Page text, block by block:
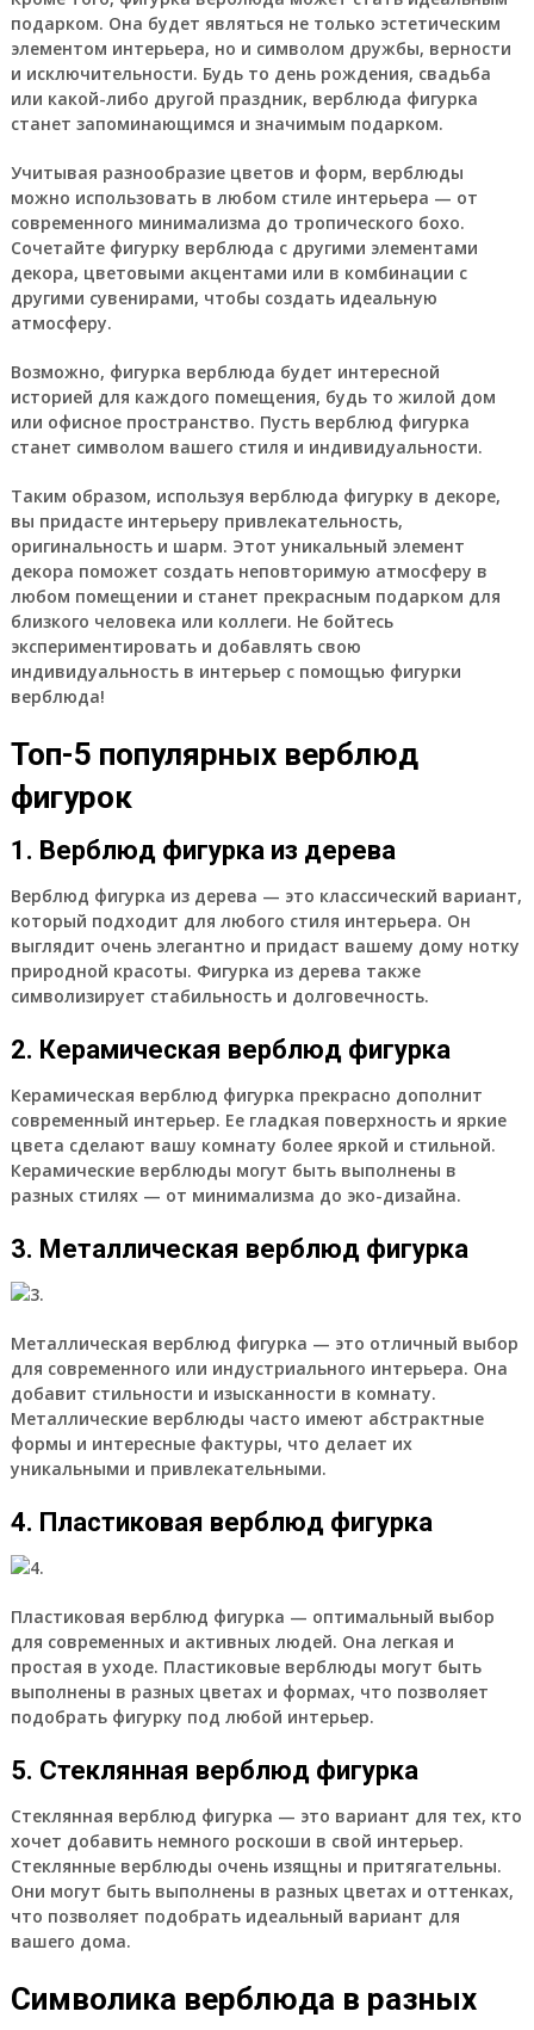
подарком. Она будет являться не только эстетическим
элементом интерьера, но и символом дружбы, верности
и исключительности. Будь то день рождения, свадьба
или какой-либо другой праздник, верблюда фигурка
станет запоминающимся и значимым подарком.
Учитывая разнообразие цветов и форм, верблюды
можно использовать в любом стиле интерьера — от
современного минимализма до тропического бохо.
Сочетайте фигурку верблюда с другими элементами
декора, цветовыми акцентами или в комбинации с
другими сувенирами, чтобы создать идеальную
атмосферу.
Возможно, фигурка верблюда будет интересной
историей для каждого помещения, будь то жилой дом
или офисное пространство. Пусть верблюд фигурка
станет символом вашего стиля и индивидуальности.
Таким образом, используя верблюда фигурку в декоре,
вы придасте интерьеру привлекательность,
оригинальность и шарм. Этот уникальный элемент
декора поможет создать неповторимую атмосферу в
любом помещении и станет прекрасным подарком для
близкого человека или коллеги. Не бойтесь
экспериментировать и добавлять свою
индивидуальность в интерьер с помощью фигурки
верблюда!
Топ-5 популярных верблюд
фигурок
1. Верблюд фигурка из дерева
Верблюд фигурка из дерева — это классический вариант,
который подходит для любого стиля интерьера. Он
выглядит очень элегантно и придаст вашему дому нотку
природной красоты. Фигурка из дерева также
символизирует стабильность и долговечность.
2. Керамическая верблюд фигурка
Керамическая верблюд фигурка прекрасно дополнит
современный интерьер. Ее гладкая поверхность и яркие
цвета сделают вашу комнату более яркой и стильной.
Керамические верблюды могут быть выполнены в
разных стилях — от минимализма до эко-дизайна.
3. Металлическая верблюд фигурка
Металлическая верблюд фигурка — это отличный выбор
для современного или индустриального интерьера. Она
добавит стильности и изысканности в комнату.
Металлические верблюды часто имеют абстрактные
формы и интересные фактуры, что делает их
уникальными и привлекательными.
4. Пластиковая верблюд фигурка
Пластиковая верблюд фигурка — оптимальный выбор
для современных и активных людей. Она легкая и
простая в уходе. Пластиковые верблюды могут быть
выполнены в разных цветах и формах, что позволяет
подобрать фигурку под любой интерьер.
5. Стеклянная верблюд фигурка
Стеклянная верблюд фигурка — это вариант для тех, кто
хочет добавить немного роскоши в свой интерьер.
Стеклянные верблюды очень изящны и притягательны.
Они могут быть выполнены в разных цветах и оттенках,
что позволяет подобрать идеальный вариант для
вашего дома.
Символика верблюда в разных